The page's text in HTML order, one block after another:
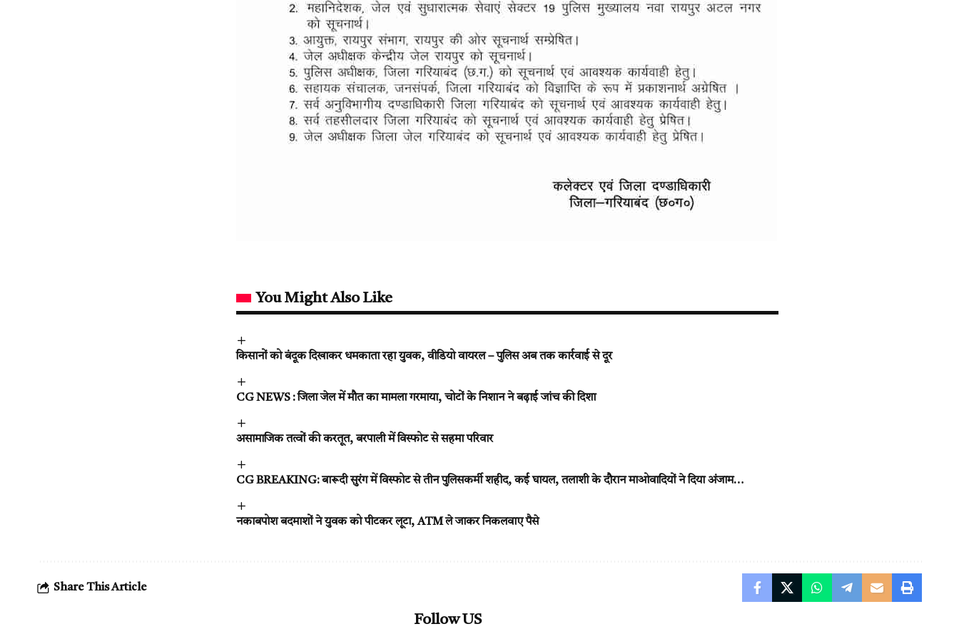
You Might Also Like
किसानों को बंदूक दिखाकर धमकाता रहा युवक, वीडियो वायरल – पुलिस अब तक कार्रवाई से दूर
CG NEWS : जिला जेल में मौत का मामला गरमाया, चोटों के निशान ने बढ़ाई जांच की दिशा
असामाजिक तत्वों की करतूत, बरपाली में विस्फोट से सहमा परिवार
CG BREAKING: बारूदी सुरंग में विस्फोट से तीन पुलिसकर्मी शहीद, कई घायल, तलाशी के दौरान माओवादियों ने दिया अंजाम…
नकाबपोश बदमाशों ने युवक को पीटकर लूटा, ATM ले जाकर निकलवाए पैसे
Share This Article
Follow US